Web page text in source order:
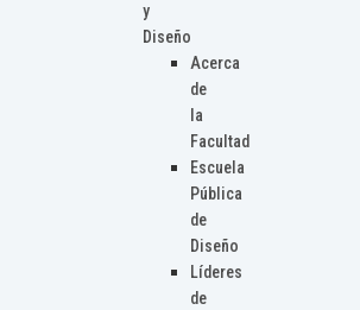
y
Diseño
Acerca
de
la
Facultad
Escuela
Pública
de
Diseño
Líderes
de